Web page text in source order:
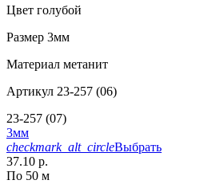
Цвет голубой
Размер 3мм
Материал метанит
Артикул 23-257 (06)
23-257 (07)
3мм
checkmark_alt_circleВыбрать
37.10 р.
По 50 м